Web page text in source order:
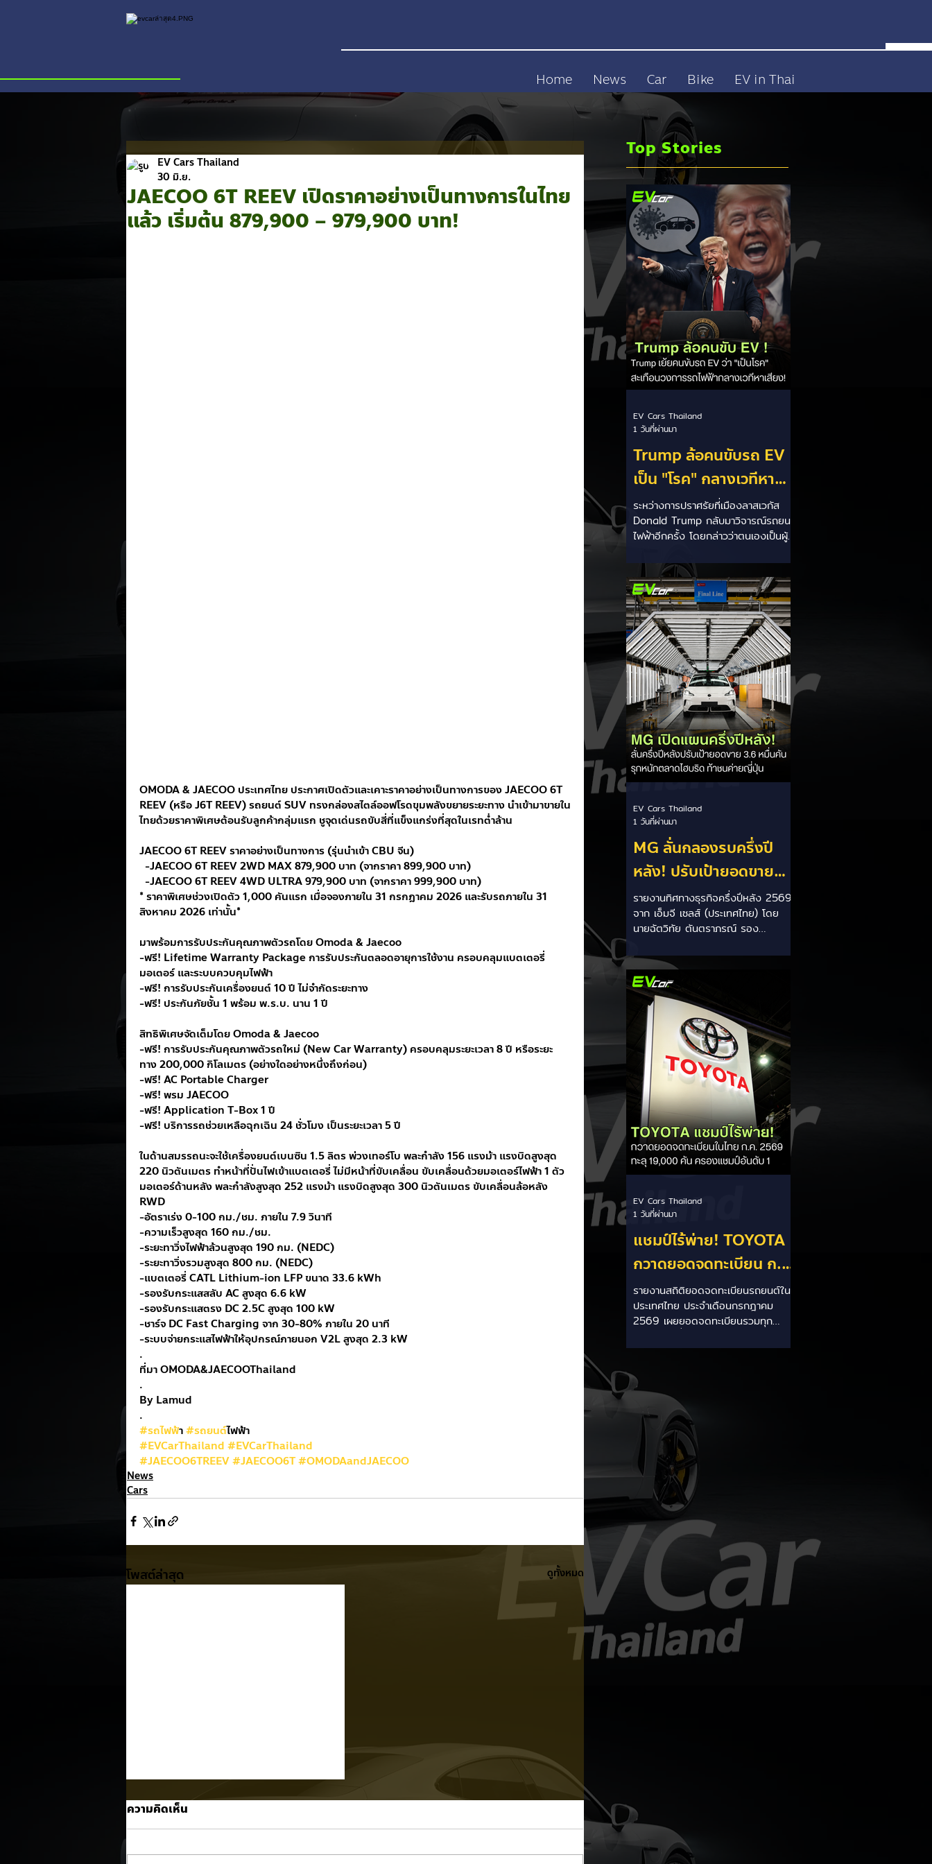
Home News Car Bike EV in Thai
JAECOO 6T REEV เปิดราคาอย่างเป็นทางการในไทย
แล้ว เริ่มต้น 879,900 – 979,900 บาท!
EV Cars Thailand
30 มิ.ย.
OMODA & JAECOO ประเทศไทย ประกาศเปิดตัวและเคาะราคาอย่างเป็นทางการของ JAECOO 6T
REEV (หรือ J6T REEV) รถยนต์ SUV ทรงกล่องสไตล์ออฟโรดขุมพลังขยายระยะทาง นำเข้ามาขายใน
ไทยด้วยราคาพิเศษต้อนรับลูกค้ากลุ่มแรก ชูจุดเด่นรถขับสี่ที่แข็งแกร่งที่สุดในเรทต่ำล้าน
JAECOO 6T REEV ราคาอย่างเป็นทางการ (รุ่นนำเข้า CBU จีน)
  -JAECOO 6T REEV 2WD MAX 879,900 บาท (จากราคา 899,900 บาท)
  -JAECOO 6T REEV 4WD ULTRA 979,900 บาท (จากราคา 999,900 บาท)
* ราคาพิเศษช่วงเปิดตัว 1,000 คันแรก เมื่อจองภายใน 31 กรกฎาคม 2026 และรับรถภายใน 31
สิงหาคม 2026 เท่านั้น*
มาพร้อมการรับประกันคุณภาพตัวรถโดย Omoda & Jaecoo
-ฟรี! Lifetime Warranty Package การรับประกันตลอดอายุการใช้งาน ครอบคลุมแบตเตอรี่
มอเตอร์ และระบบควบคุมไฟฟ้า
-ฟรี! การรับประกันเครื่องยนต์ 10 ปี ไม่จำกัดระยะทาง
-ฟรี! ประกันภัยชั้น 1 พร้อม พ.ร.บ. นาน 1 ปี
สิทธิพิเศษจัดเต็มโดย Omoda & Jaecoo
-ฟรี! การรับประกันคุณภาพตัวรถใหม่ (New Car Warranty) ครอบคลุมระยะเวลา 8 ปี หรือระยะ
ทาง 200,000 กิโลเมตร (อย่างใดอย่างหนึ่งถึงก่อน)
-ฟรี! AC Portable Charger
-ฟรี! พรม JAECOO
-ฟรี! Application T-Box 1 ปี
-ฟรี! บริการรถช่วยเหลือฉุกเฉิน 24 ชั่วโมง เป็นระยะเวลา 5 ปี
ในด้านสมรรถนะจะใช้เครื่องยนต์เบนซิน 1.5 ลิตร พ่วงเทอร์โบ พละกำลัง 156 แรงม้า แรงบิดสูงสุด
220 นิวตันเมตร ทำหน้าที่ปั่นไฟเข้าแบตเตอรี่ ไม่มีหน้าที่ขับเคลื่อน ขับเคลื่อนด้วยมอเตอร์ไฟฟ้า 1 ตัว
มอเตอร์ด้านหลัง พละกำลังสูงสุด 252 แรงม้า แรงบิดสูงสุด 300 นิวตันเมตร ขับเคลื่อนล้อหลัง
RWD
-อัตราเร่ง 0-100 กม./ชม. ภายใน 7.9 วินาที
-ความเร็วสูงสุด 160 กม./ชม.
-ระยะทาวิ่งไฟฟ้าล้วนสูงสุด 190 กม. (NEDC)
-ระยะทาวิ่งรวมสูงสุด 800 กม. (NEDC)
-แบตเตอรี่ CATL Lithium-ion LFP ขนาด 33.6 kWh
-รองรับกระแสสลับ AC สูงสุด 6.6 kW
-รองรับกระแสตรง DC 2.5C สูงสุด 100 kW
-ชาร์จ DC Fast Charging จาก 30-80% ภายใน 20 นาที
-ระบบจ่ายกระแสไฟฟ้าให้อุปกรณ์ภายนอก V2L สูงสุด 2.3 kW
.
ที่มา OMODA&JAECOOThailand
.
By Lamud
.
#รถไฟฟ้า #รถยนต์ไฟฟ้า
#EVCarThailand #EVCarThailand
#JAECOO6TREEV#JAECOO6T#OMODAandJAECOO
News
Cars
โพสต์ล่าสุด ดูทั้งหมด
ความคิดเห็น
Top Stories
Trump ล้อคนขับรถ EV
เป็น "โรค" กลางเวทีหา
เสียง! 🚘⚡
ระหว่างการปราศรัยที่เมืองลาสเวกัส
Donald Trump กลับมาวิจารณ์รถยนต์
ไฟฟ้าอีกครั้ง โดยกล่าวว่าตนเองเป็นผู้
ใช้รถยนต์ไฟฟ้าว่าเหมือน "เป็นโรค"
เพราะเริ่มกังวลเรื่องแบตเตอรี่ตั้งแต่ยัง
เหลือไฟจำนวนมาก และคอยมองหาสถา
นีชาร์จอยู่ตลอดเวลา ซึ่งสื่อมองว่า
เป็นการพาดพิงถึงอาการ Range
Anxiety หรือความกังวลเรื่องระยะทาง
วิ่งของรถ EV Trump ยังระบุว่า
ปัจจุบันรถยนต์ไฟฟ้ามีสัดส่วนเพียง
ประมาณ 7% ของยอดขายรถใหม่ใน
สหรัฐฯ และใช้ตัวเลขนี้เป็นเหตุผล
ประกอบว่า...
EV Cars Thailand
1 วันที่ผ่านมา
MG ลั่นกลองรบครึ่งปี
หลัง! ปรับเป้ายอดขาย
เพิ่มเป็น 36,000 คัน
พร้อมเดินหน้าลงศึกชิง
(HEV)
รายงานทิศทางธุรกิจครึ่งปีหลัง 2569
จาก เอ็มจี เซลส์ (ประเทศไทย) โดย
นายฉัตวิทัย ตันตราภรณ์ รอง
6 เดือนแรก (ม.ค. - มิ.ย.) โตพุ่ง 67%
แตะ 16,920 คัน พร้อมส่งสัญญาณ
ปรับเป้าหมายยอดขายรวมปีนี้เพิ่มขึ้นเป็น
36,000 คัน จากเดิมตั้งไว้ 30,000
คัน โดยพร้อมเร่งส่งมอบรถค้างสต็อก
(Back Order) ทั้งหมดในระยะเวลาอัน
สั้น - ปรับเป้าเติบโต & เคลียร์ Back
Order: ยอดขายครึ่งปีแรกที่เติบโตสูง
ถึง 67% ประกอบกับการแก้ไขปัญหา
การนำเข้าชิ้นส่วนจากสถานการณ์
ตึงเครียดในตะว
EV Cars Thailand
1 วันที่ผ่านมา
แชมป์ไร้พ่าย! TOYOTA
กวาดยอดจดทะเบียน ก.ค.
69 เฉียด 2 หมื่นคัน ครอง
แชมป์อันดับ 1 ในไทย
รายงานสถิติยอดจดทะเบียนรถยนต์ใน
ประเทศไทย ประจำเดือนกรกฎาคม
2569 เผยยอดจดทะเบียนรวมทุก
ใหญ่สัญชาติญี่ปุ่นอย่าง TOYOTA ยัง
ยอดจดทะเบียนรวมแบรนด์สูงถึง
19,564 คัน ครองส่วนแบ่งตลาด
อันดับ 1 ของประเทศได้อย่างมั่นคงและ
ทิ้งห่างคู่แข่งอย่างขาดลอย รายละเอียด
จากสถิติ: - ภาพรวมแบรนด์: TOYOTA
คว้าอันดับ 1 ยอดจดทะเบียนรวมทุก
ประเภทที่ 19,564 คัน คิดเป็นสัดส่วน
มากกว่า 1 ใน 3 ของยอดจดทะเบียน
รถยนต์ทั้งประเทศประจำเดือนกรกฎา
EV Cars Thailand
1 วันที่ผ่านมา